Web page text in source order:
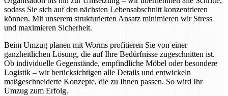
sodass Sie sich auf den nächsten Lebensabschnitt konzentrieren
können. Mit unserem strukturierten Ansatz minimieren wir Stress
und maximieren Sicherheit.
Beim Umzug planen mit Worms profitieren Sie von einer
ganzheitlichen Lösung, die auf Ihre Bedürfnisse zugeschnitten ist.
Ob individuelle Gegenstände, empfindliche Möbel oder besondere
Logistik – wir berücksichtigen alle Details und entwickeln
maßgeschneiderte Konzepte, die zu Ihnen passen. So wird Ihr
Umzug zum Erfolg.